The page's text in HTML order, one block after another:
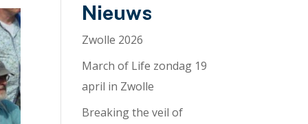
Nieuws
Zwolle 2026
March of Life zondag 19
april in Zwolle
Breaking the veil of